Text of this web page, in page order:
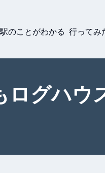
のことがわかる 行ってみ
ログハウ